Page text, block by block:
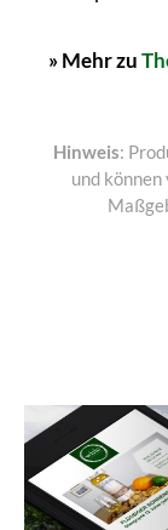
» Mehr zu
Hinweis:
und